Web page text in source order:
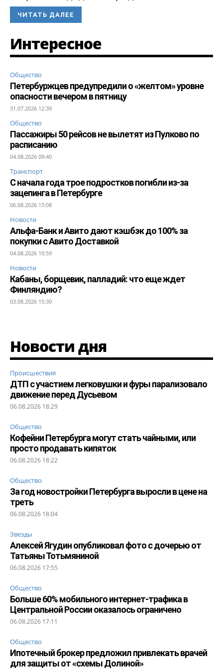
ЧИТАТЬ ДАЛЕЕ
Интересное
Общество
Петербуржцев предупредили о «желтом» уровне
опасности вечером в пятницу
31.07.2026 12:39
Общество
Пассажиры 50 рейсов не вылетят из Пулково по
расписанию
04.08.2026 09:40
Транспорт
С начала года трое подростков погибли из-за
зацепинга в Петербурге
06.08.2026 15:08
Новости
Альфа-Банк и Авито дают кэшбэк до 100% за
покупки с Авито Доставкой
04.08.2026 10:59
Новости
Кабаны, борщевик, палладий: что еще ждет
Финляндию?
03.08.2026 15:30
Новости дня
Происшествия
ДТП с участием легковушки и фуры парализовало
движение перед Дусьевом
06.08.2026 18:29
Общество
Кофейни Петербурга могут стать чайными, или
просто продавать кипяток
06.08.2026 18:22
Общество
За год новостройки Петербурга выросли в цене на
треть
06.08.2026 18:04
Звезды
Алексей Ягудин опубликовал фото с дочерью от
Татьяны Тотьмяниной
06.08.2026 17:55
Общество
Больше 60% мобильного интернет-трафика в
Центральной России оказалось ограничено
06.08.2026 17:11
Общество
Ипотечный брокер предложил привлекать врачей
для защиты от «схемы Долиной»